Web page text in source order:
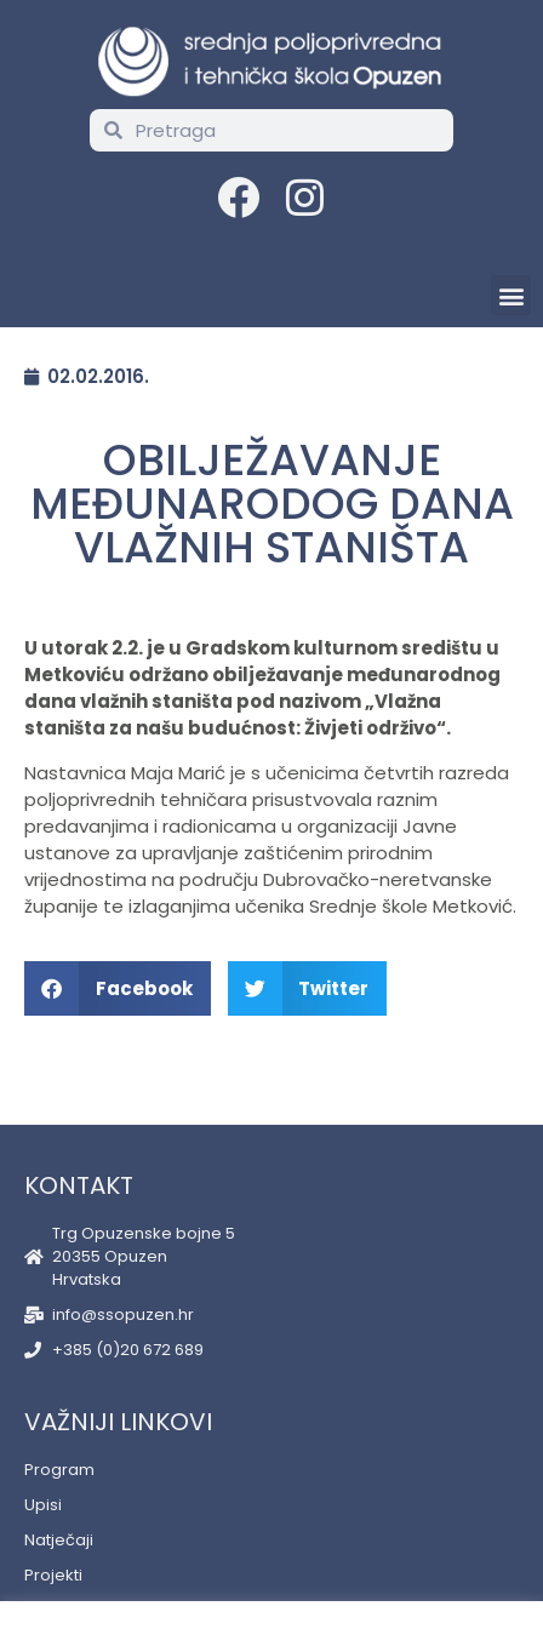
02.02.2016.
OBILJEŽAVANJE
MEĐUNARODOG DANA
VLAŽNIH STANIŠTA
U utorak 2.2. je u Gradskom kulturnom središtu u
Metkoviću održano obilježavanje međunarodnog
dana vlažnih staništa pod nazivom „Vlažna
staništa za našu budućnost: Živjeti održivo“.
Nastavnica Maja Marić je s učenicima četvrtih razreda
poljoprivrednih tehničara prisustvovala raznim
predavanjima i radionicama u organizaciji Javne
ustanove za upravljanje zaštićenim prirodnim
vrijednostima na području Dubrovačko-neretvanske
županije te izlaganjima učenika Srednje škole Metković.
Facebook Twitter
KONTAKT
Trg Opuzenske bojne 5
20355 Opuzen
Hrvatska
info@ssopuzen.hr
+385 (0)20 672 689
VAŽNIJI LINKOVI
Program
Upisi
Natječaji
Projekti